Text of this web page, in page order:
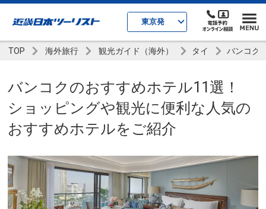
東京発
TOP 海外旅行 観光ガイド（海外） タイ バンコク
バンコクのおすすめホテル11選！
ショッピングや観光に便利な人気の
おすすめホテルをご紹介